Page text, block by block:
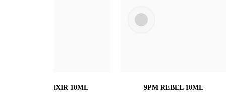
ARMANI - ACQUA DI GIO
ARMANI - ACQUA DI GIO